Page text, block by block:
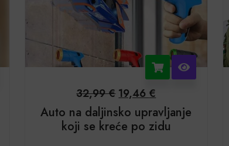
32,99€19,46€
Auto na daljinsko upravljanje
koji se kreće po zidu